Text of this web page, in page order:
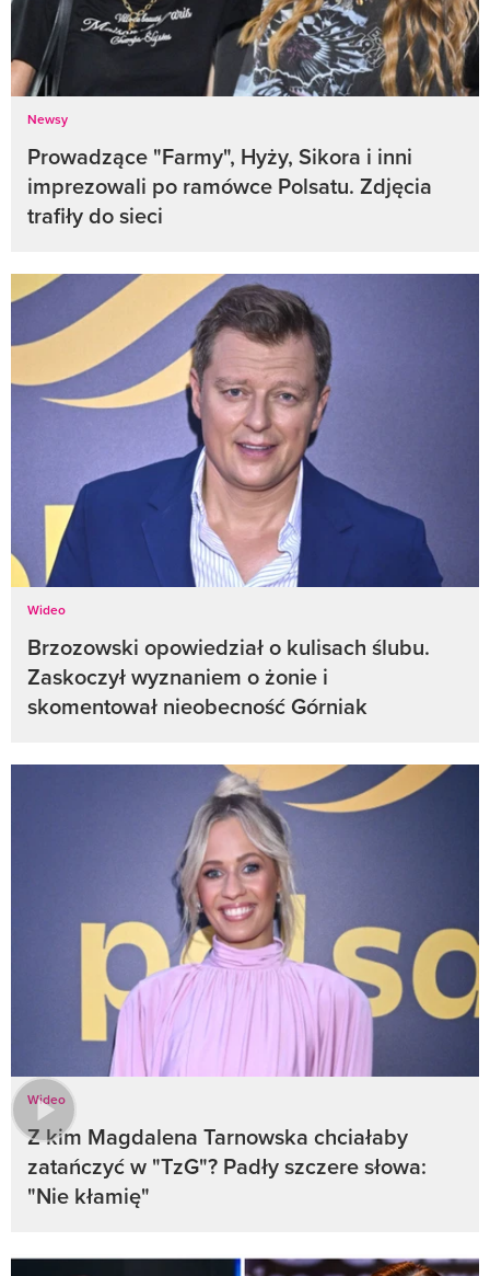
Newsy
Prowadzące "Farmy", Hyży, Sikora i inni
imprezowali po ramówce Polsatu. Zdjęcia
trafiły do sieci
Wideo
Brzozowski opowiedział o kulisach ślubu.
Zaskoczył wyznaniem o żonie i
skomentował nieobecność Górniak
Wideo
Z kim Magdalena Tarnowska chciałaby
zatańczyć w "TzG"? Padły szczere słowa:
"Nie kłamię"